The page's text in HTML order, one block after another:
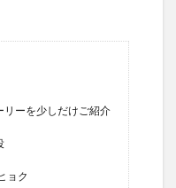
リーを少しだけご紹介
ョク